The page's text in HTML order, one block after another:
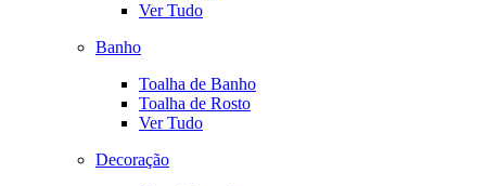
Ver Tudo
Banho
Toalha de Banho
Toalha de Rosto
Ver Tudo
Decoração